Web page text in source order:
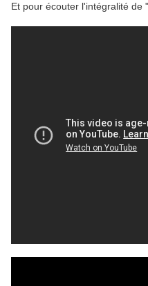
Et pour écouter l'intégralité de